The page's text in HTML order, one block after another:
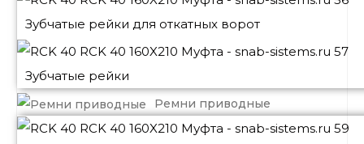
Зубчатые рейки для откатных ворот
Зубчатые рейки
Ремни приводные